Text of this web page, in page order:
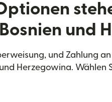
und
und Zahlung
Herzegowina. Wählen